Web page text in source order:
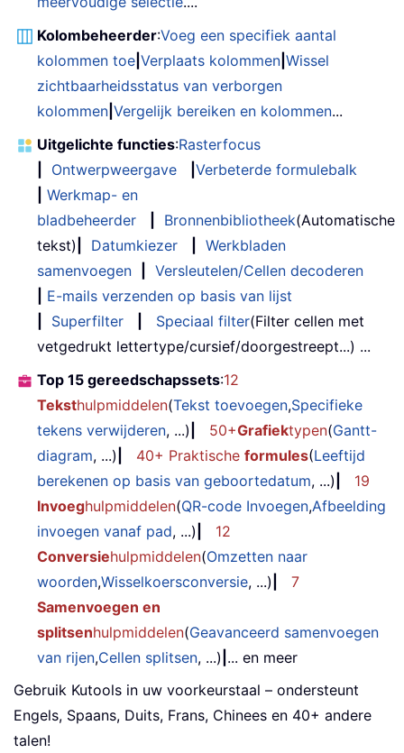
Kolombeheerder:Voeg een specifiek aantal
kolommen toe Verplaats kolommen Wissel
zichtbaarheidsstatus van verborgen
kolommen Vergelijk bereiken en kolommen...
Uitgelichte functies:Rasterfocus
Ontwerpweergave
Verbeterde formulebalk
Werkmap- en
bladbeheerder
Bronnenbibliotheek(Automatische
tekst)
Datumkiezer
Werkbladen
samenvoegen
Versleutelen/Cellen decoderen
E-mails verzenden op basis van lijst
Superfilter Speciaal filter(Filter cellen met
vetgedrukt lettertype/cursief/doorgestreept...) ...
Top 15 gereedschapssets:12
Teksthulpmiddelen(Tekst toevoegen,Specifieke
tekens verwijderen, ...) 50+Grafiektypen(Gantt-
diagram, ...) 40+ Praktische formules(Leeftijd
berekenen op basis van geboortedatum, ...)
19
Invoeghulpmiddelen(QR-code Invoegen,Afbeelding
invoegen vanaf pad, ...)
12
Conversiehulpmiddelen(Omzetten naar
woorden,Wisselkoersconversie, ...)
7
Samenvoegen en
splitsenhulpmiddelen(Geavanceerd samenvoegen
van rijen,Cellen splitsen, ...) ... en meer
Gebruik Kutools in uw voorkeurstaal – ondersteunt
Engels, Spaans, Duits, Frans, Chinees en 40+ andere
talen!